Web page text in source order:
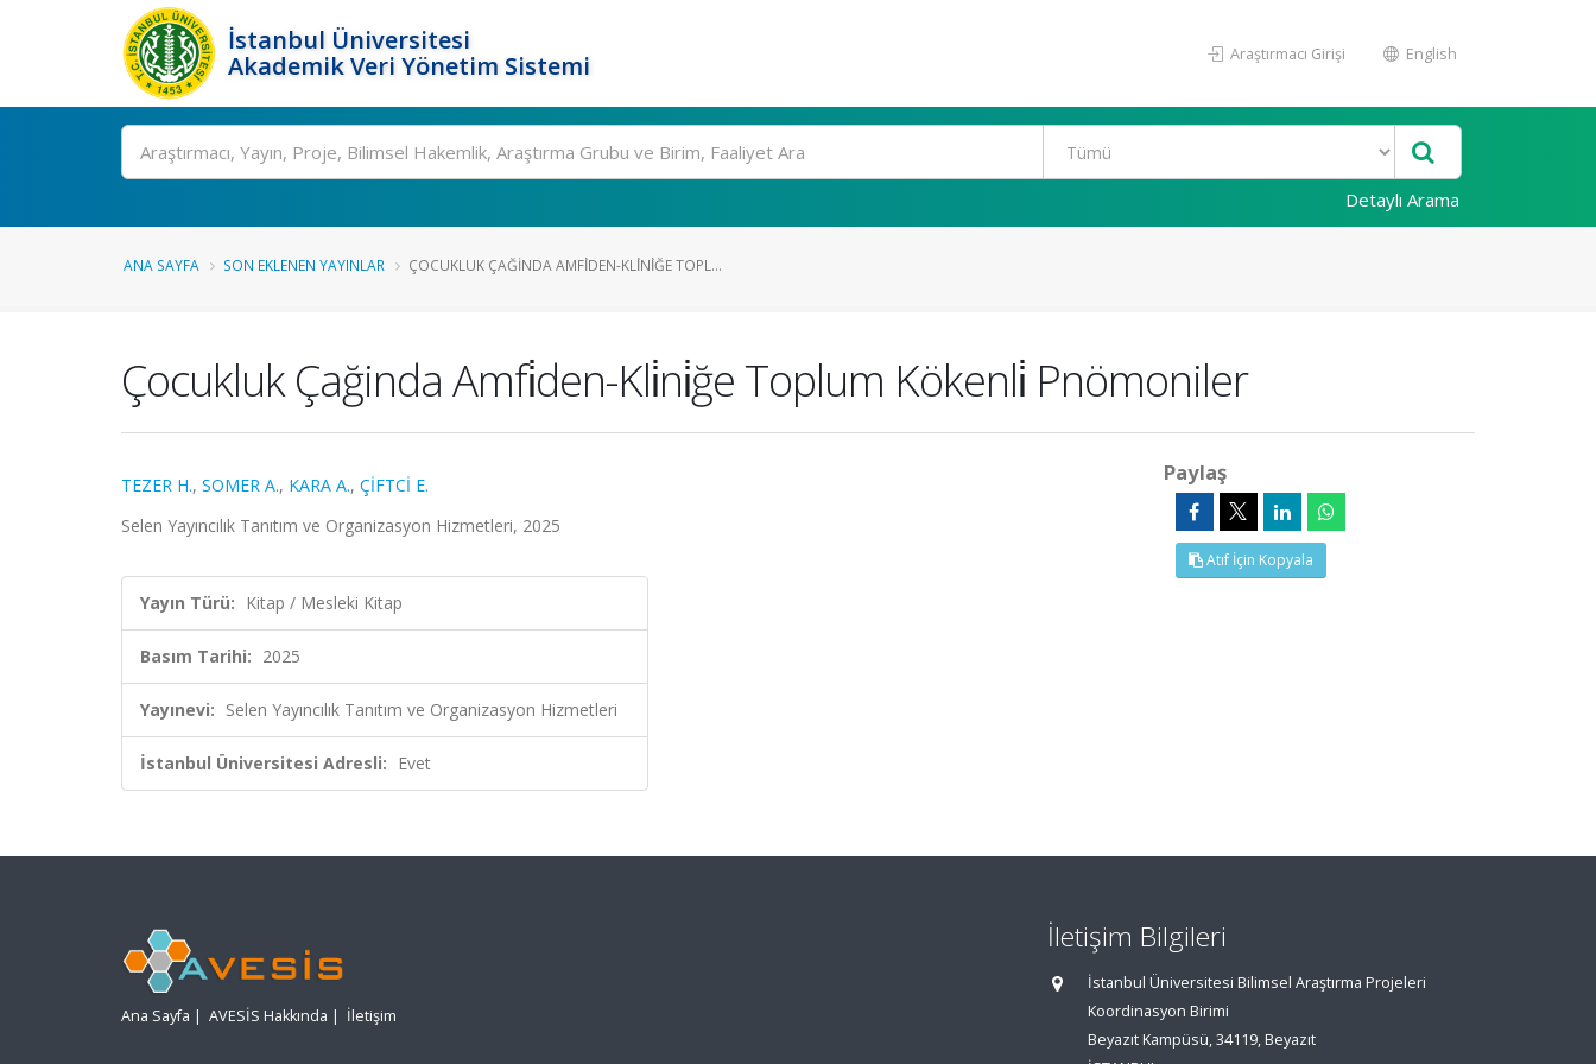
İstanbul Üniversitesi
Akademik Veri Yönetim Sistemi
Araştırmacı Girişi English
Ara
Detaylı Arama
ANA SAYFA SON EKLENEN YAYINLAR ÇOCUKLUK ÇAĞINDA AMFİDEN-KLİNİĞE TOPL...
Çocukluk Çağinda Amfi̇den-Kli̇ni̇ğe Toplum Kökenli̇ Pnömoniler
TEZER H., SOMER A., KARA A., ÇİFTCİ E.
Selen Yayıncılık Tanıtım ve Organizasyon Hizmetleri, 2025
Yayın Türü: Kitap / Mesleki Kitap
Basım Tarihi: 2025
Yayınevi: Selen Yayıncılık Tanıtım ve Organizasyon Hizmetleri
İstanbul Üniversitesi Adresli: Evet
Paylaş
Atıf İçin Kopyala
Ana Sayfa | AVESİS Hakkında | İletişim
İletişim Bilgileri
İstanbul Üniversitesi Bilimsel Araştırma Projeleri
Koordinasyon Birimi
Beyazıt Kampüsü, 34119, Beyazıt